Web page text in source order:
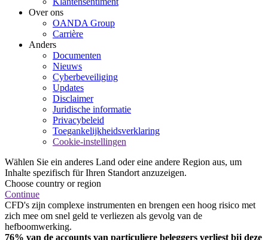
Over ons
OANDA Group
Carrière
Anders
Documenten
Nieuws
Cyberbeveiliging
Updates
Disclaimer
Juridische informatie
Privacybeleid
Toegankelijkheidsverklaring
Cookie-instellingen
Wählen Sie ein anderes Land oder eine andere Region aus, um
Inhalte spezifisch für Ihren Standort anzuzeigen.
Choose country or region
Continue
CFD's zijn complexe instrumenten en brengen een hoog risico met
zich mee om snel geld te verliezen als gevolg van de
hefboomwerking.
76% van de accounts van particuliere beleggers verliest bij deze